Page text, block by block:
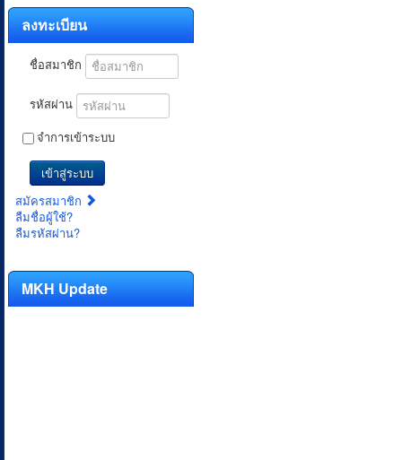
ลงทะเบียน
ชื่อสมาชิก
รหัสผ่าน
จำการเข้าระบบ
เข้าสู่ระบบ
สมัครสมาชิก
ลืมชื่อผู้ใช้?
ลืมรหัสผ่าน?
MKH Update